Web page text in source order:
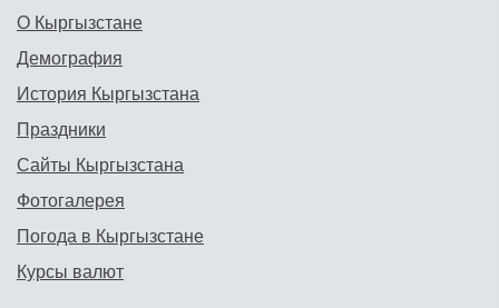
О Кыргызстане
Демография
История Кыргызстана
Праздники
Сайты Кыргызстана
Фотогалерея
Погода в Кыргызстане
Курсы валют